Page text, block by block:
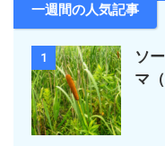
一週間の人気記事
1
ソ
マ（